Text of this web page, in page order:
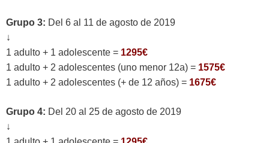
Grupo 3: Del 6 al 11 de agosto de 2019
↓
1 adulto + 1 adolescente = 1295€
1 adulto + 2 adolescentes (uno menor 12a) = 1575€
1 adulto + 2 adolescentes (+ de 12 años) = 1675€
Grupo 4: Del 20 al 25 de agosto de 2019
↓